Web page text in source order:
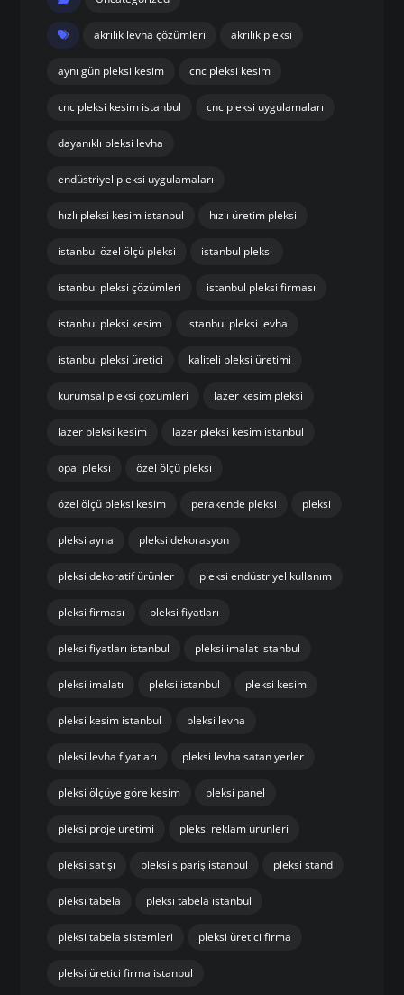
akrilik levha çözümleri akrilik pleksi
aynı gün pleksi kesim cnc pleksi kesim
cnc pleksi kesim istanbul cnc pleksi uygulamaları
dayanıklı pleksi levha
endüstriyel pleksi uygulamaları
hızlı pleksi kesim istanbul hızlı üretim pleksi
istanbul özel ölçü pleksi istanbul pleksi
istanbul pleksi çözümleri istanbul pleksi firması
istanbul pleksi kesim istanbul pleksi levha
istanbul pleksi üretici kaliteli pleksi üretimi
kurumsal pleksi çözümleri lazer kesim pleksi
lazer pleksi kesim lazer pleksi kesim istanbul
opal pleksi özel ölçü pleksi
özel ölçü pleksi kesim perakende pleksi pleksi
pleksi ayna pleksi dekorasyon
pleksi dekoratif ürünler pleksi endüstriyel kullanım
pleksi firması pleksi fiyatları
pleksi fiyatları istanbul pleksi imalat istanbul
pleksi imalatı pleksi istanbul pleksi kesim
pleksi kesim istanbul pleksi levha
pleksi levha fiyatları pleksi levha satan yerler
pleksi ölçüye göre kesim pleksi panel
pleksi proje üretimi pleksi reklam ürünleri
pleksi satışı pleksi sipariş istanbul pleksi stand
pleksi tabela pleksi tabela istanbul
pleksi tabela sistemleri pleksi üretici firma
pleksi üretici firma istanbul